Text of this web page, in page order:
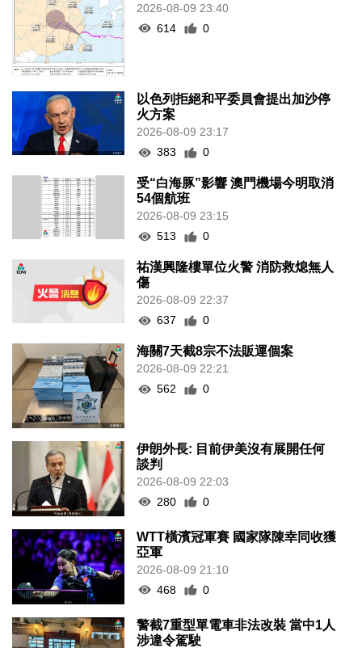
2026-08-09 23:40
614
0
以色列拒絕和平委員會提出加沙停
火方案
2026-08-09 23:17
383
0
受“白海豚”影響 澳門機場今明取消
54個航班
2026-08-09 23:15
513
0
祐漢興隆樓單位火警 消防救熄無人
傷
2026-08-09 22:37
637
0
海關7天截8宗不法販運個案
2026-08-09 22:21
562
0
伊朗外長: 目前伊美沒有展開任何
談判
2026-08-09 22:03
280
0
WTT橫濱冠軍賽 國家隊陳幸同收獲
亞軍
2026-08-09 21:10
468
0
警截7重型單電車非法改裝 當中1人
涉違令駕駛